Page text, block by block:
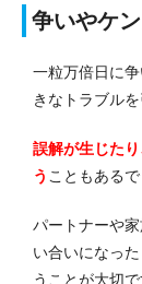
争いやケ
一粒万倍日に
きなトラブル
誤解が生じた
う こともあるで
パートナーや
い合いになっ
うことが大切で